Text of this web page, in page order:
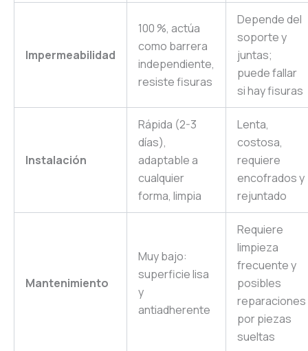
Impermeabilidad
100 %, actúa
como barrera
independiente,
resiste fisuras
Depende del
soporte y
juntas;
puede fallar
si hay fisuras
Instalación
Rápida (2-3
días),
adaptable a
cualquier
forma, limpia
Lenta,
costosa,
requiere
encofrados y
rejuntado
Mantenimiento
Muy bajo:
superficie lisa
y
antiadherente
Requiere
limpieza
frecuente y
posibles
reparaciones
por piezas
sueltas